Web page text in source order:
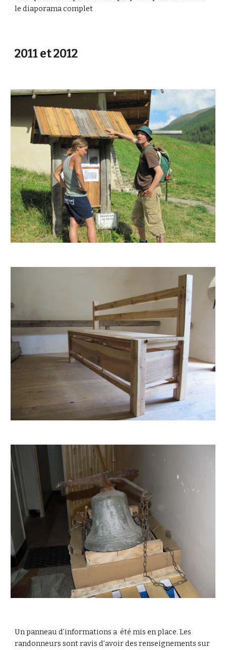
le diaporama complet
2011 et 2012
Un panneau d’informations a été mis en place. Les
randonneurs sont ravis d’avoir des renseignements sur